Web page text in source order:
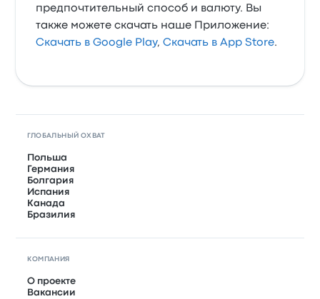
предпочтительный способ и валюту. Вы
также можете скачать наше Приложение:
Скачать в Google Play,Скачать в App Store.
ГЛОБАЛЬНЫЙ ОХВАТ
Польша
Германия
Болгария
Испания
Канада
Бразилия
КОМПАНИЯ
О проекте
Вакансии